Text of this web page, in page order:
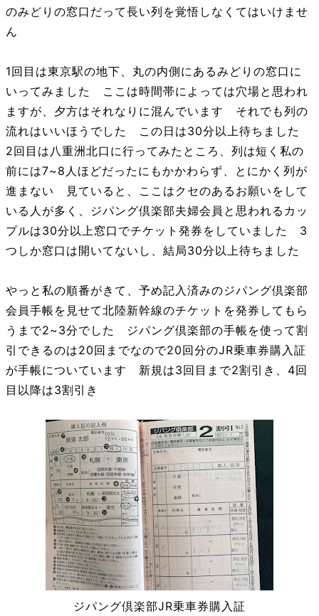
のみどりの窓口だって長い列を覚悟しなくてはいけませ
ん
1回目は東京駅の地下、丸の内側にあるみどりの窓口に
いってみました ここは時間帯によっては穴場と思われ
ますが、夕方はそれなりに混んでいます それでも列の
流れはいいほうでした この日は30分以上待ちました
2回目は八重洲北口に行ってみたところ、列は短く私の
前には7~8人ほどだったにもかかわらず、とにかく列が
進まない 見ていると、ここはクセのあるお願いをして
いる人が多く、ジパング倶楽部夫婦会員と思われるカッ
プルは30分以上窓口でチケット発券をしていました 3
つしか窓口は開いてないし、結局30分以上待ちました
やっと私の順番がきて、予め記入済みのジパング倶楽部
会員手帳を見せて北陸新幹線のチケットを発券してもら
うまで2~3分でした ジパング倶楽部の手帳を使って割
引できるのは20回までなので20回分のJR乗車券購入証
が手帳についています 新規は3回目まで2割引き、4回
目以降は3割引き
ジパング倶楽部JR乗車券購入証